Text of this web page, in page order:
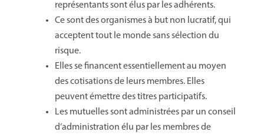
représentants sont élus par les adhérents.
Ce sont des organismes à but non lucratif, qui
acceptent tout le monde sans sélection du
risque.
Elles se financent essentiellement au moyen
des cotisations de leurs membres. Elles
peuvent émettre des titres participatifs.
Les mutuelles sont administrées par un conseil
d’administration élu par les membres de